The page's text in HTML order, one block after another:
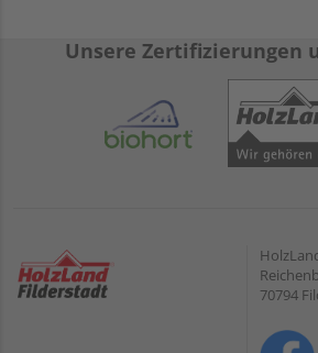
Unsere Zertifizierungen
70794